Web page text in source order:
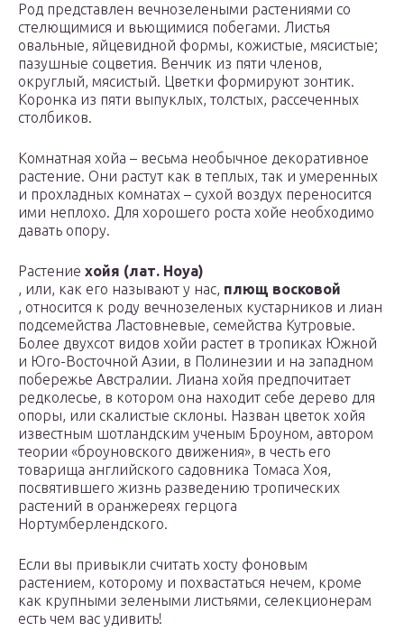
Род представлен вечнозелеными растениями со
стелющимися и вьющимися побегами. Листья
овальные, яйцевидной формы, кожистые, мясистые;
пазушные соцветия. Венчик из пяти членов,
округлый, мясистый. Цветки формируют зонтик.
Коронка из пяти выпуклых, толстых, рассеченных
столбиков.
Комнатная хойа – весьма необычное декоративное
растение. Они растут как в теплых, так и умеренных
и прохладных комнатах – сухой воздух переносится
ими неплохо. Для хорошего роста хойе необходимо
давать опору.
Растение хойя (лат. Hoya)
, или, как его называют у нас, плющ восковой
, относится к роду вечнозеленых кустарников и лиан
подсемейства Ластовневые, семейства Кутровые.
Более двухсот видов хойи растет в тропиках Южной
и Юго-Восточной Азии, в Полинезии и на западном
побережье Австралии. Лиана хойя предпочитает
редколесье, в котором она находит себе дерево для
опоры, или скалистые склоны. Назван цветок хойя
известным шотландским ученым Броуном, автором
теории «броуновского движения», в честь его
товарища английского садовника Томаса Хоя,
посвятившего жизнь разведению тропических
растений в оранжереях герцога
Нортумберлендского.
Если вы привыкли считать хосту фоновым
растением, которому и похвастаться нечем, кроме
как крупными зелеными листьями, селекционерам
есть чем вас удивить!